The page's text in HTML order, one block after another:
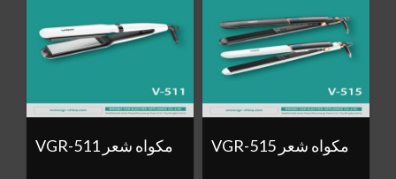
VGR-511 مكواه شعر VGR-515 مكواه شعر